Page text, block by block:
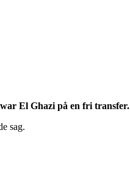
El Ghazi på en fri transfer.
sag.